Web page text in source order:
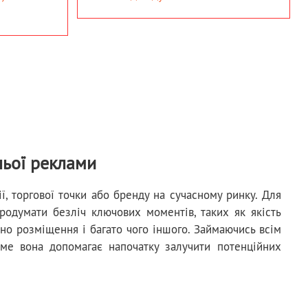
реклами
торгової точки або бренду на сучасному ринку. Для
безліч ключових моментів, таких як якість
розміщення і багато чого іншого. Займаючись всім
допомагає напочатку залучити потенційних